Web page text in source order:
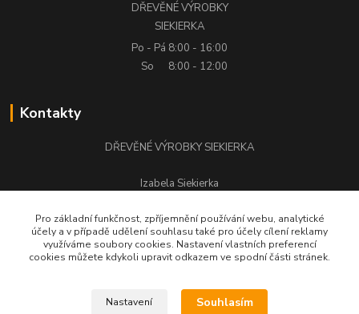
DŘEVĚNÉ VÝROBKY
SIEKIERKA
Po - Pá 8:00 - 16:00
So
8:00 - 12:00
Kontakty
DŘEVĚNÉ VÝROBKY SIEKIERKA
Izabela Siekierka
stolarstwo.siekierka@seznam.cz
Pro základní funkčnost, zpříjemnění používání webu, analytické
účely a v případě udělení souhlasu také pro účely cílení reklamy
využíváme soubory cookies. Nastavení vlastních preferencí
cookies můžete kdykoli upravit odkazem ve spodní části stránek.
Nastavení Souhlasím